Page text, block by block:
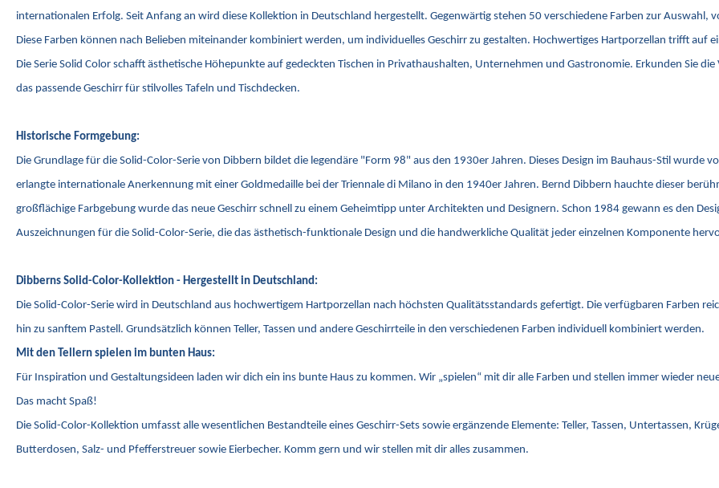
internationalen Erfolg. Seit Anfang an wird diese Kollektion in Deutschland hergestellt. Gegenwärtig stehen 50 verschiedene Farben zur Auswahl,
Diese Farben können nach Belieben miteinander kombiniert werden, um individuelles Geschirr zu gestalten. Hochwertiges Hartporzellan trifft auf
Die Serie Solid Color schafft ästhetische Höhepunkte auf gedeckten Tischen in Privathaushalten, Unternehmen und Gastronomie. Erkunden Sie
das passende Geschirr für stilvolles Tafeln und Tischdecken.
Historische Formgebung:
Die Grundlage für die Solid-Color-Serie von Dibbern bildet die legendäre "Form 98" aus den 1930er Jahren. Dieses Design im Bauhaus-Stil wurde
erlangte internationale Anerkennung mit einer Goldmedaille bei der Triennale di Milano in den 1940er Jahren. Bernd Dibbern hauchte dieser
großflächige Farbgebung wurde das neue Geschirr schnell zu einem Geheimtipp unter Architekten und Designern. Schon 1984 gewann es den
Auszeichnungen für die Solid-Color-Serie, die das ästhetisch-funktionale Design und die handwerkliche Qualität jeder einzelnen Komponente
Dibberns Solid-Color-Kollektion - Hergestellt in Deutschland:
Die Solid-Color-Serie wird in Deutschland aus hochwertigem Hartporzellan nach höchsten Qualitätsstandards gefertigt. Die verfügbaren Farben
hin zu sanftem Pastell. Grundsätzlich können Teller, Tassen und andere Geschirrteile in den verschiedenen Farben individuell kombiniert werden.
Mit den Tellern spielen im bunten Haus:
Für Inspiration und Gestaltungsideen laden wir dich ein ins bunte Haus zu kommen. Wir „spielen“ mit dir alle Farben und stellen immer wieder
Das macht Spaß!
Die Solid-Color-Kollektion umfasst alle wesentlichen Bestandteile eines Geschirr-Sets sowie ergänzende Elemente: Teller, Tassen, Untertassen,
Butterdosen, Salz- und Pfefferstreuer sowie Eierbecher. Komm gern und wir stellen mit dir alles zusammen.